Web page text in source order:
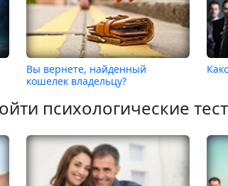
Вы вернете, найденный
кошелек владельцу?
психологические